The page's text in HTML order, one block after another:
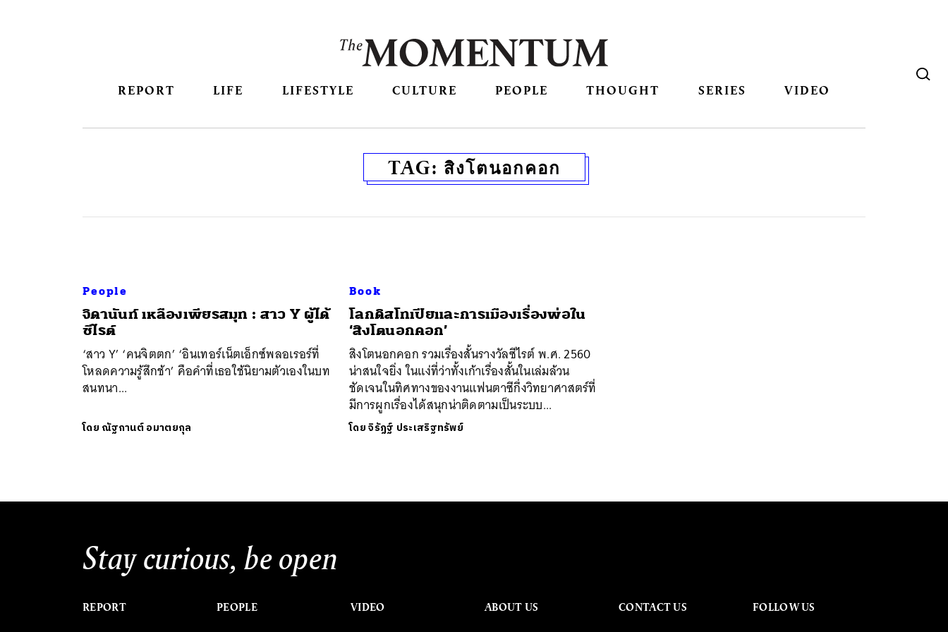
REPORT LIFE LIFESTYLE CULTURE PEOPLE THOUGHT SERIES VIDEO
TAG: สิงโตนอกคอก
People
จิดานันท์ เหลืองเพียรสมุท : สาว Y ผู้ได้
ซีไรต์
‘สาว Y’ ‘คนจิตตก’ ‘อินเทอร์เน็ตเอ็กซ์พลอเรอร์ที่
โหลดความรู้สึกช้า’ คือคำที่เธอใช้นิยามตัวเองในบท
สนทนา...
โดย ณัฐกานต์ อมาตยกุล
Book
โลกดิสโทเปียและการเมืองเรื่องพ่อใน
‘สิงโตนอกคอก’
สิงโตนอกคอก รวมเรื่องสั้นรางวัลซีไรต์ พ.ศ. 2560
น่าสนใจยิ่ง ในแง่ที่ว่าทั้งเก้าเรื่องสั้นในเล่มล้วน
ชัดเจนในทิศทางของงานแฟนตาซีกึ่งวิทยาศาสตร์ที่
มีการผูกเรื่องได้สนุกน่าติดตามเป็นระบบ...
โดยจิรัฏฐ์​ ประเสริฐทรัพย์
Stay curious, be open
REPORT PEOPLE VIDEO ABOUT US CONTACT US FOLLOW US